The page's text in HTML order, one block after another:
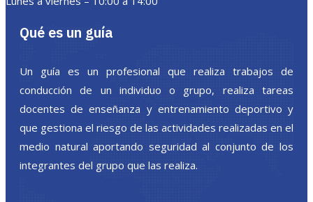
Qué es un guía
Un guía es un profesional que realiza trabajos de
conducción de un individuo o grupo, realiza tareas
docentes de enseñanza y entrenamiento deportivo y
que gestiona el riesgo de las actividades realizadas en el
medio natural aportando seguridad al conjunto de los
integrantes del grupo que las realiza.